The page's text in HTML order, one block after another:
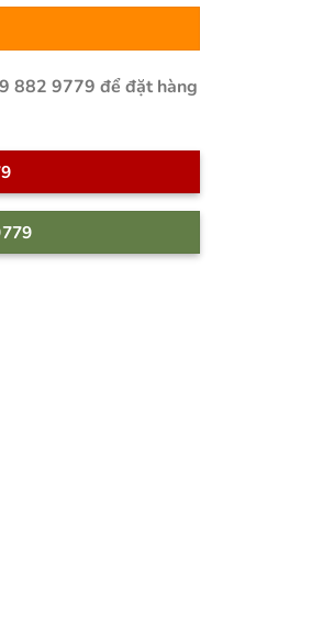
882 9779 để đặt hàng